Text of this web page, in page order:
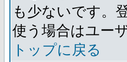
も少ないです。
使う場合はユー
トップに戻る